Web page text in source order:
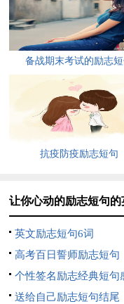
风暴使树木深深扎根
5、
心之所愿，无所不成
6、
凡事必先难后易。[放
8、
备战期末考试的励志
抗疫防疫励志短句
让你心动的励志短句
英文励志短句6词
高考百日誓师励志短句
个性签名励志经典短句
送给自己励志短句结尾